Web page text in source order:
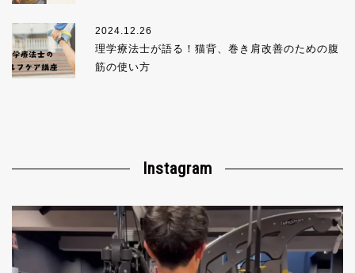
2024.12.26
理学療法士が語る！猫背、巻き肩改善のための腹
筋の使い方
Instagram